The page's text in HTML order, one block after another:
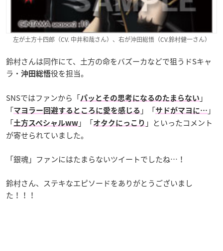
左が土方十四郎（CV. 中井和哉さん）、右が沖田総悟（CV.鈴村健一さん）
鈴村さんは同作にて、土方の命をバズーカなどで狙うドSキャ
ラ・ 沖田総悟役を担当。
SNSではファンから「パッとその思考になるのたまらない 」
「マヨラー回避するところに愛を感じる 」「サドがマヨに… 」
「土方スペシャルww 」「オタクにっこり 」といったコメント
が寄せられていました。
「銀魂」ファンにはたまらないツイートでしたね…！
鈴村さん、ステキなエピソードをありがとうございまし
た！！！